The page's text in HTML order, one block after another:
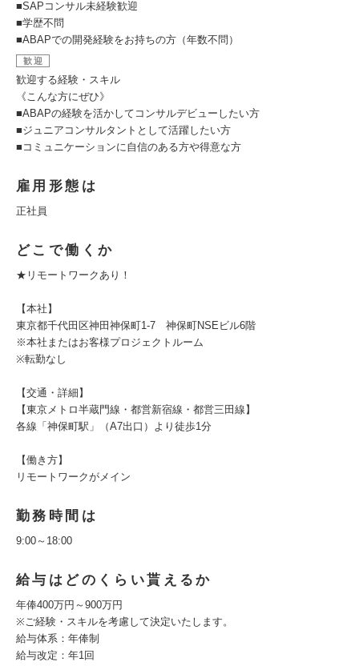
■SAPコンサル未経験歓迎
■学歴不問
■ABAPでの開発経験をお持ちの方（年数不問）
歓迎
歓迎する経験・スキル
《こんな方にぜひ》
■ABAPの経験を活かしてコンサルデビューしたい方
■ジュニアコンサルタントとして活躍したい方
■コミュニケーションに自信のある方や得意な方
雇用形態は
正社員
どこで働くか
★リモートワークあり！
【本社】
東京都千代田区神田神保町1-7 神保町NSEビル6階
※本社またはお客様プロジェクトルーム
※転勤なし
【交通・詳細】
【東京メトロ半蔵門線・都営新宿線・都営三田線】
各線「神保町駅」（A7出口）より徒歩1分
【働き方】
リモートワークがメイン
勤務時間は
9:00～18:00
給与はどのくらい貰えるか
年俸400万円～900万円
※ご経験・スキルを考慮して決定いたします。
給与体系：年俸制
給与改定：年1回